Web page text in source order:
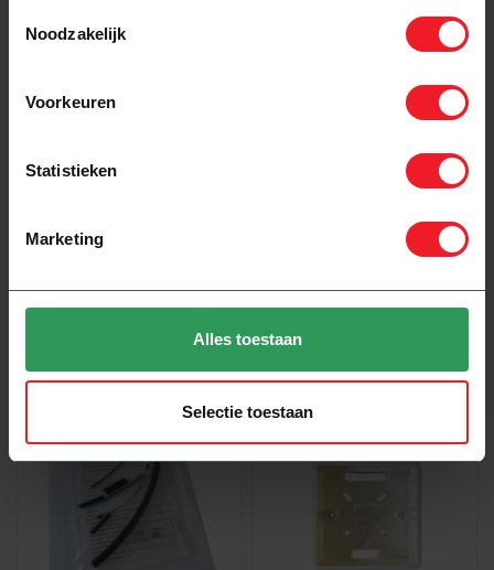
Noodzakelijk
Voorkeuren
Statistieken
Marketing
Alles toestaan
Selectie toestaan